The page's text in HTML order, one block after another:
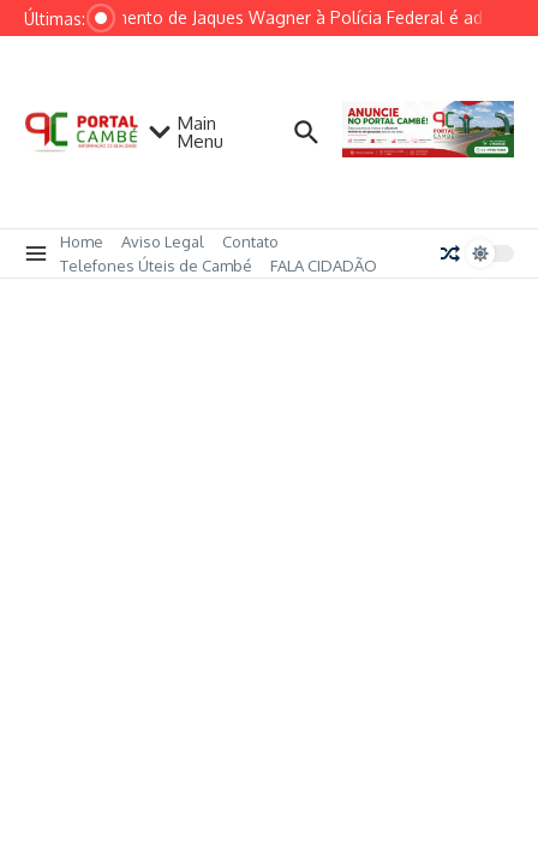
Ir para o conteúdo
Últimas:Depoimento de Jaques Wagner à Polícia Federal é adiado
Main
Menu
Home Aviso Legal
Contato
Telefones Úteis de Cambé
FALA CIDADÃO